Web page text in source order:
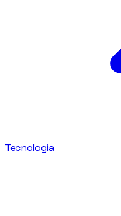
Tecnologia